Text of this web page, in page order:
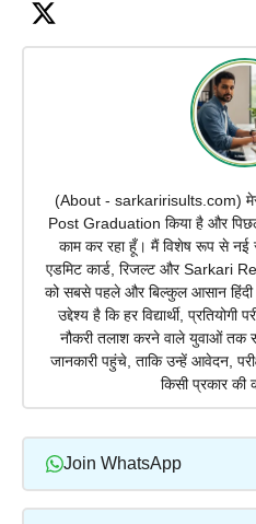
(About - sarkaririsults.com)
Post Graduation किया है और
काम कर रहा हूँ। मैं विशेष रूप से नई
एडमिट कार्ड, रिजल्ट और Sarkari
को सबसे पहले और बिल्कुल आसान हिंदी
उद्देश्य है कि हर विद्यार्थी, प्रतियोगी
नौकरी तलाश करने वाले युवाओं तक
जानकारी पहुंचे, ताकि उन्हें आवेदन,
किसी प्रकार की
Join WhatsApp